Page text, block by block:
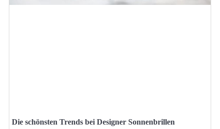
Die schönsten Trends bei Designer Sonnenbrillen